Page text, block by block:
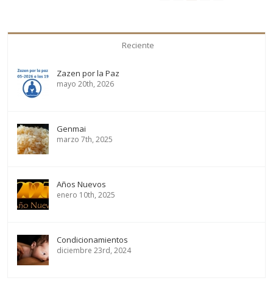
Reciente
Zazen por la Paz
mayo 20th, 2026
Genmai
marzo 7th, 2025
Años Nuevos
enero 10th, 2025
Condicionamientos
diciembre 23rd, 2024